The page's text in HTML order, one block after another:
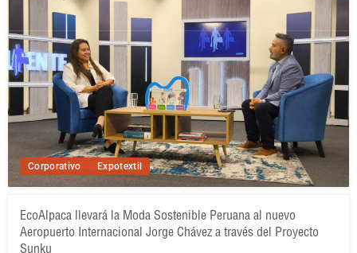
Corporativo Expotextil
EcoAlpaca llevará la Moda Sostenible Peruana al nuevo
Aeropuerto Internacional Jorge Chávez a través del Proyecto
Sunku